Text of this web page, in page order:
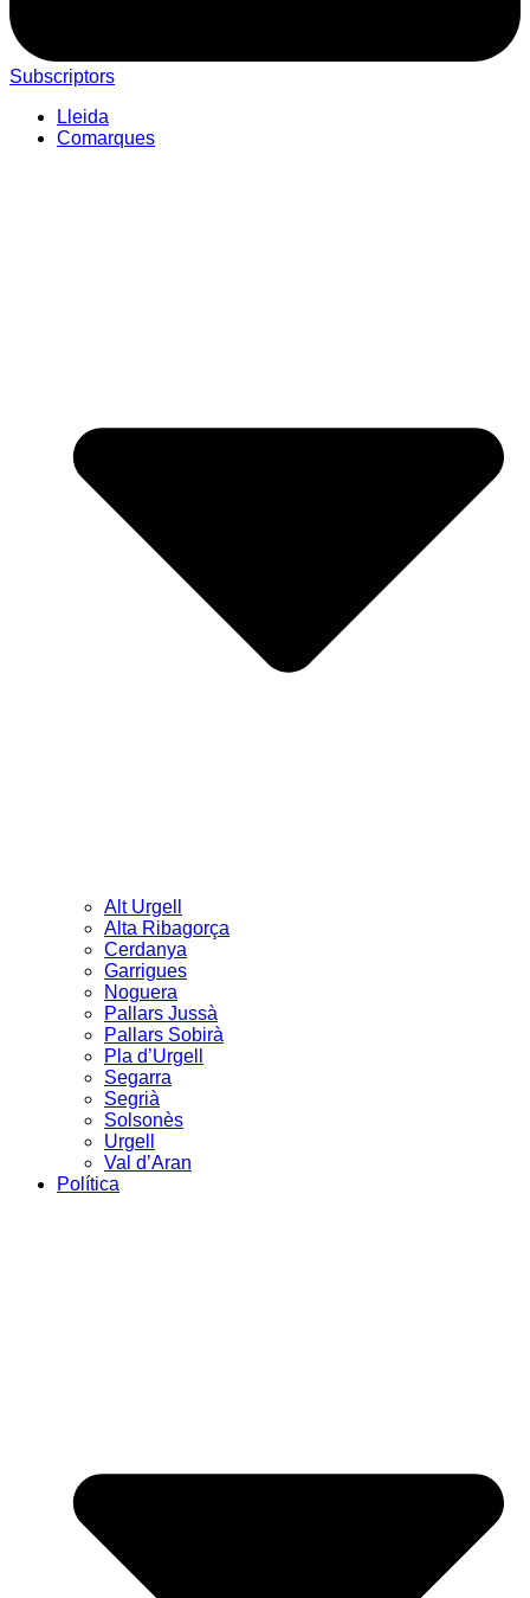
Subscriptors
Lleida
Comarques
Alt Urgell
Alta Ribagorça
Cerdanya
Garrigues
Noguera
Pallars Jussà
Pallars Sobirà
Pla d’Urgell
Segarra
Segrià
Solsonès
Urgell
Val d’Aran
Política